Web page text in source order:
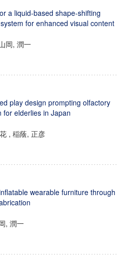
a liquid-based shape-shifting
for enhanced visual content
岡, 潤一
play design prompting olfactory
for elderlies in Japan
, 稲蔭, 正彦
wearable furniture through
, 潤一